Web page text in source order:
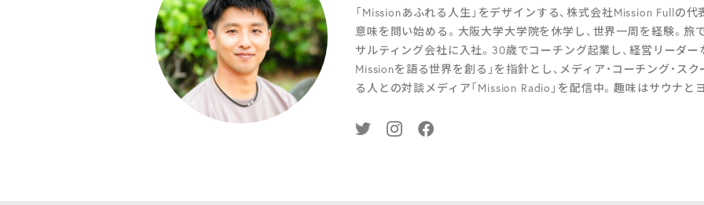
「Missionあふれる人生」をデザインする、株式会社Mission Fullの
意味を問い始める。大阪大学大学院を休学し、世界一周を経験。旅
サルティング会社に入社。30歳でコーチング起業し、経営リーダ
Missionを語る世界を創る」を指針とし、メディア・コーチング・ス
る人との対談メディア「Mission Radio」を配信中。趣味はサウナと